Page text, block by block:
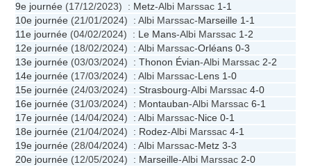
9e journée (17/12/2023) : Metz-Albi Marssac 1-1
10e journée (21/01/2024) : Albi Marssac-Marseille 1-1
11e journée (04/02/2024) : Le Mans-Albi Marssac 1-2
12e journée (18/02/2024) : Albi Marssac-Orléans 0-3
13e journée (03/03/2024) : Thonon Évian-Albi Marssac 2-2
14e journée (17/03/2024) : Albi Marssac-Lens 1-0
15e journée (24/03/2024) : Strasbourg-Albi Marssac 4-0
16e journée (31/03/2024) : Montauban-Albi Marssac 6-1
17e journée (14/04/2024) : Albi Marssac-Nice 0-1
18e journée (21/04/2024) : Rodez-Albi Marssac 4-1
19e journée (28/04/2024) : Albi Marssac-Metz 3-3
20e journée (12/05/2024) : Marseille-Albi Marssac 2-0